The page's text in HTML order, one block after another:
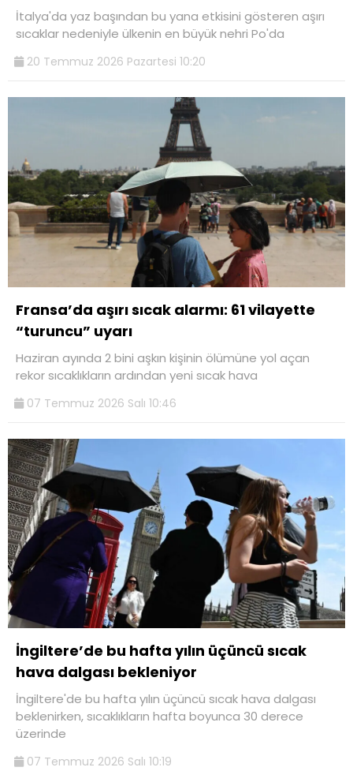
İtalya'da yaz başından bu yana etkisini gösteren aşırı
sıcaklar nedeniyle ülkenin en büyük nehri Po'da
20 Temmuz 2026 Pazartesi 10:20
Fransa’da aşırı sıcak alarmı: 61 vilayette
“turuncu” uyarı
Haziran ayında 2 bini aşkın kişinin ölümüne yol açan
rekor sıcaklıkların ardından yeni sıcak hava
07 Temmuz 2026 Salı 10:46
İngiltere’de bu hafta yılın üçüncü sıcak
hava dalgası bekleniyor
İngiltere'de bu hafta yılın üçüncü sıcak hava dalgası
beklenirken, sıcaklıkların hafta boyunca 30 derece
üzerinde
07 Temmuz 2026 Salı 10:19